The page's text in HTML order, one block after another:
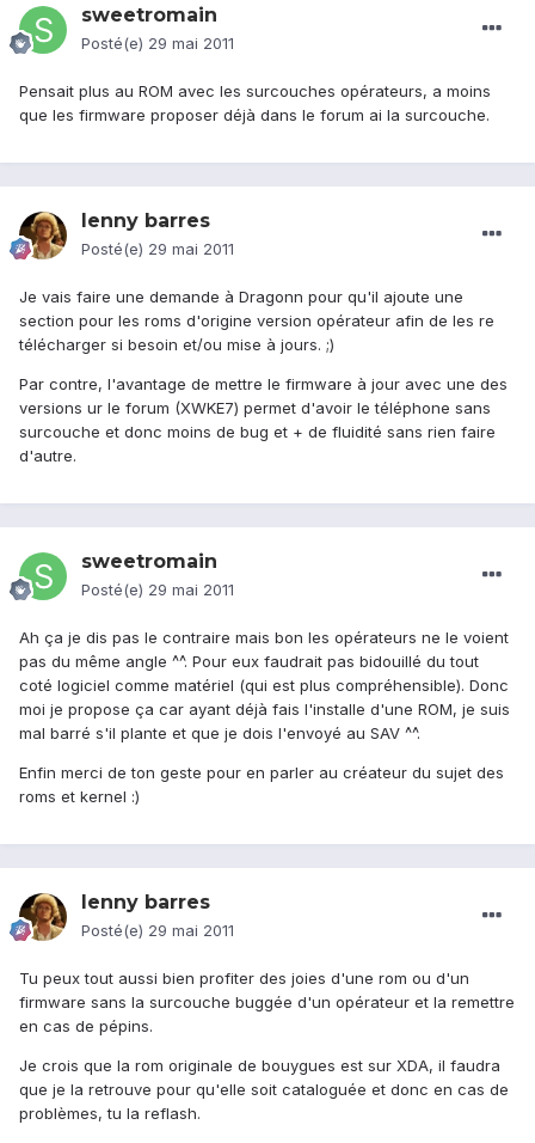
sweetromain
Posté(e) 29 mai 2011
Pensait plus au ROM avec les surcouches opérateurs, a moins
que les firmware proposer déjà dans le forum ai la surcouche.
lenny barres
Posté(e) 29 mai 2011
Je vais faire une demande à Dragonn pour qu'il ajoute une
section pour les roms d'origine version opérateur afin de les re
télécharger si besoin et/ou mise à jours. ;)
Par contre, l'avantage de mettre le firmware à jour avec une des
versions ur le forum (XWKE7) permet d'avoir le téléphone sans
surcouche et donc moins de bug et + de fluidité sans rien faire
d'autre.
sweetromain
Posté(e) 29 mai 2011
Ah ça je dis pas le contraire mais bon les opérateurs ne le voient
pas du même angle ^^. Pour eux faudrait pas bidouillé du tout
coté logiciel comme matériel (qui est plus compréhensible). Donc
moi je propose ça car ayant déjà fais l'installe d'une ROM, je suis
mal barré s'il plante et que je dois l'envoyé au SAV ^^.
Enfin merci de ton geste pour en parler au créateur du sujet des
roms et kernel :)
lenny barres
Posté(e) 29 mai 2011
Tu peux tout aussi bien profiter des joies d'une rom ou d'un
firmware sans la surcouche buggée d'un opérateur et la remettre
en cas de pépins.
Je crois que la rom originale de bouygues est sur XDA, il faudra
que je la retrouve pour qu'elle soit cataloguée et donc en cas de
problèmes, tu la reflash.